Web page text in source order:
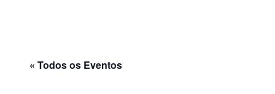
« Todos os Eventos